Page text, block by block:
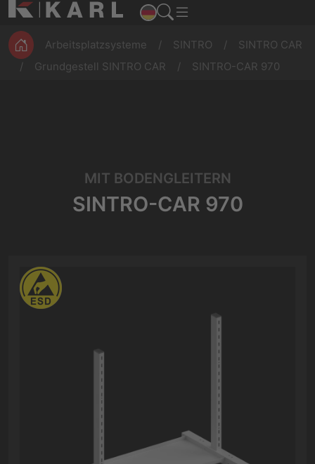
Montage
Magazine
ESD
Werkbänke
Arbeitsplatzsysteme
SINTRO
SINTRO CAR
Grundgestell SINTRO CAR
SINTRO-CAR 970
MIT BODENGLEITERN
SINTRO-CAR 970